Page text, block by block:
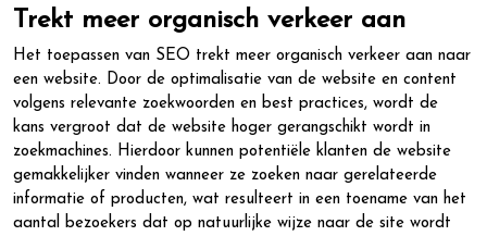
Trekt meer organisch verkeer aan
Het toepassen van SEO trekt meer organisch verkeer aan naar
een website. Door de optimalisatie van de website en content
volgens relevante zoekwoorden en best practices, wordt de
kans vergroot dat de website hoger gerangschikt wordt in
zoekmachines. Hierdoor kunnen potentiële klanten de website
gemakkelijker vinden wanneer ze zoeken naar gerelateerde
informatie of producten, wat resulteert in een toename van het
aantal bezoekers dat op natuurlijke wijze naar de site wordt